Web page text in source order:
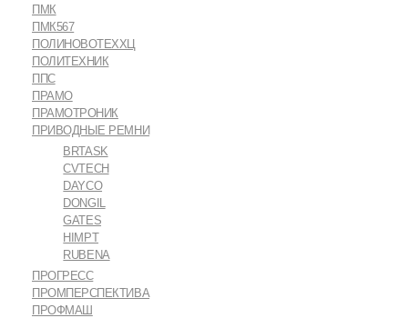
ПМК
ПМК567
ПОЛИНОВОТЕХХЦ
ПОЛИТЕХНИК
ППС
ПРАМО
ПРАМОТРОНИК
ПРИВОДНЫЕ РЕМНИ
BRTASK
CVTECH
DAYCO
DONGIL
GATES
HIMPT
RUBENA
ПРОГРЕСС
ПРОМПЕРСПЕКТИВА
ПРОФМАШ